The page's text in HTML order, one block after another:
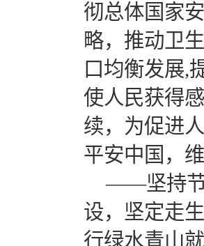
彻总体国家
略，推动卫
口均衡发展,
使人民获得
续，为促进
平安中国，
——坚持节
设，坚定走
行绿水青山